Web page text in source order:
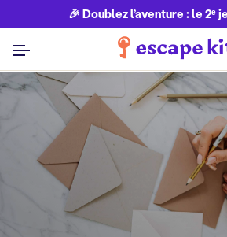
🎉 Doublez l’aventure : le 2ᵉ
Découvrir